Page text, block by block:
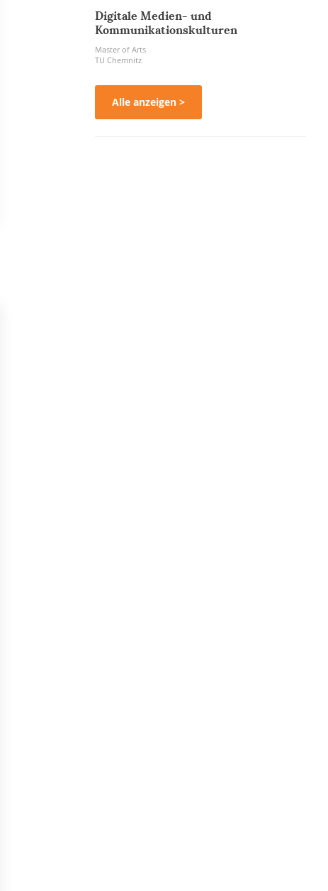
Digitale Medien- und
Kommunikationskulturen
Master of Arts
TU Chemnitz
Alle anzeigen >